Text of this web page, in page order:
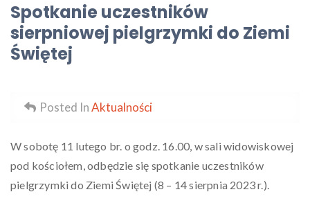
Spotkanie uczestników
sierpniowej pielgrzymki do Ziemi
Świętej
Posted InAktualności
W sobotę 11 lutego br. o godz. 16.00, w sali widowiskowej
pod kościołem, odbędzie się spotkanie uczestników
pielgrzymki do Ziemi Świętej (8 – 14 sierpnia 2023 r.).